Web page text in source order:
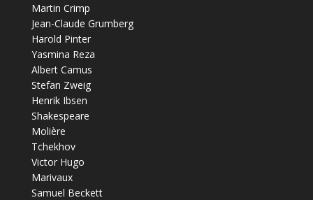
Martin Crimp
Jean-Claude Grumberg
Harold Pinter
Yasmina Reza
Albert Camus
Stefan Zweig
Henrik Ibsen
Shakespeare
Molière
Tchekhov
Victor Hugo
Marivaux
Samuel Beckett